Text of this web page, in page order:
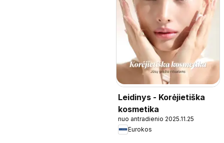
Leidinys - Korėjietiška
kosmetika
nuo antradienio 2025.11.25
Eurokos